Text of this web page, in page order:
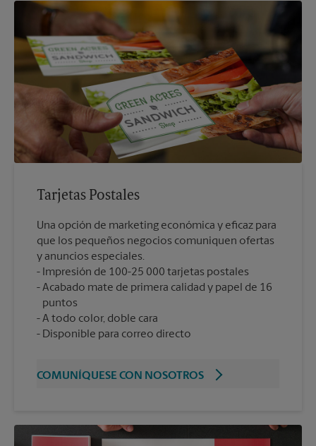
Tarjetas Postales
Una opción de marketing económica y eficaz para
que los pequeños negocios comuniquen ofertas
y anuncios especiales.
Impresión de 100-25 000 tarjetas postales
Acabado mate de primera calidad y papel de 16
puntos
A todo color, doble cara
Disponible para correo directo
COMUNÍQUESE CON NOSOTROS